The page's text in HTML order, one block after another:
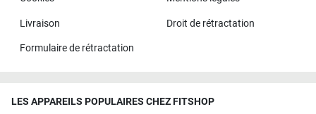
Livraison Droit de rétractation
Formulaire de rétractation
LES APPAREILS POPULAIRES CHEZ FITSHOP